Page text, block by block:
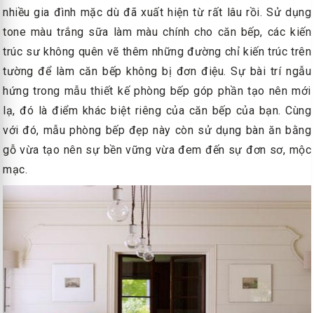
nhiều gia đình mặc dù đã xuất hiện từ rất lâu rồi. Sử dụng
tone màu trắng sữa làm màu chính cho căn bếp, các kiến
trúc sư không quên vẽ thêm những đường chỉ kiến trúc trên
tường để làm căn bếp không bị đơn điệu. Sự bài trí ngẫu
hứng trong mẫu thiết kế phòng bếp góp phần tạo nên mới
lạ, đó là điểm khác biệt riêng của căn bếp của bạn. Cùng
với đó, mẫu phòng bếp đẹp này còn sử dụng bàn ăn bằng
gỗ vừa tạo nên sự bền vững vừa đem đến sự đơn sơ, mộc
mạc.